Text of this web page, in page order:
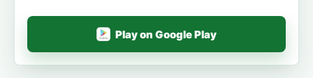
Play on Google Play